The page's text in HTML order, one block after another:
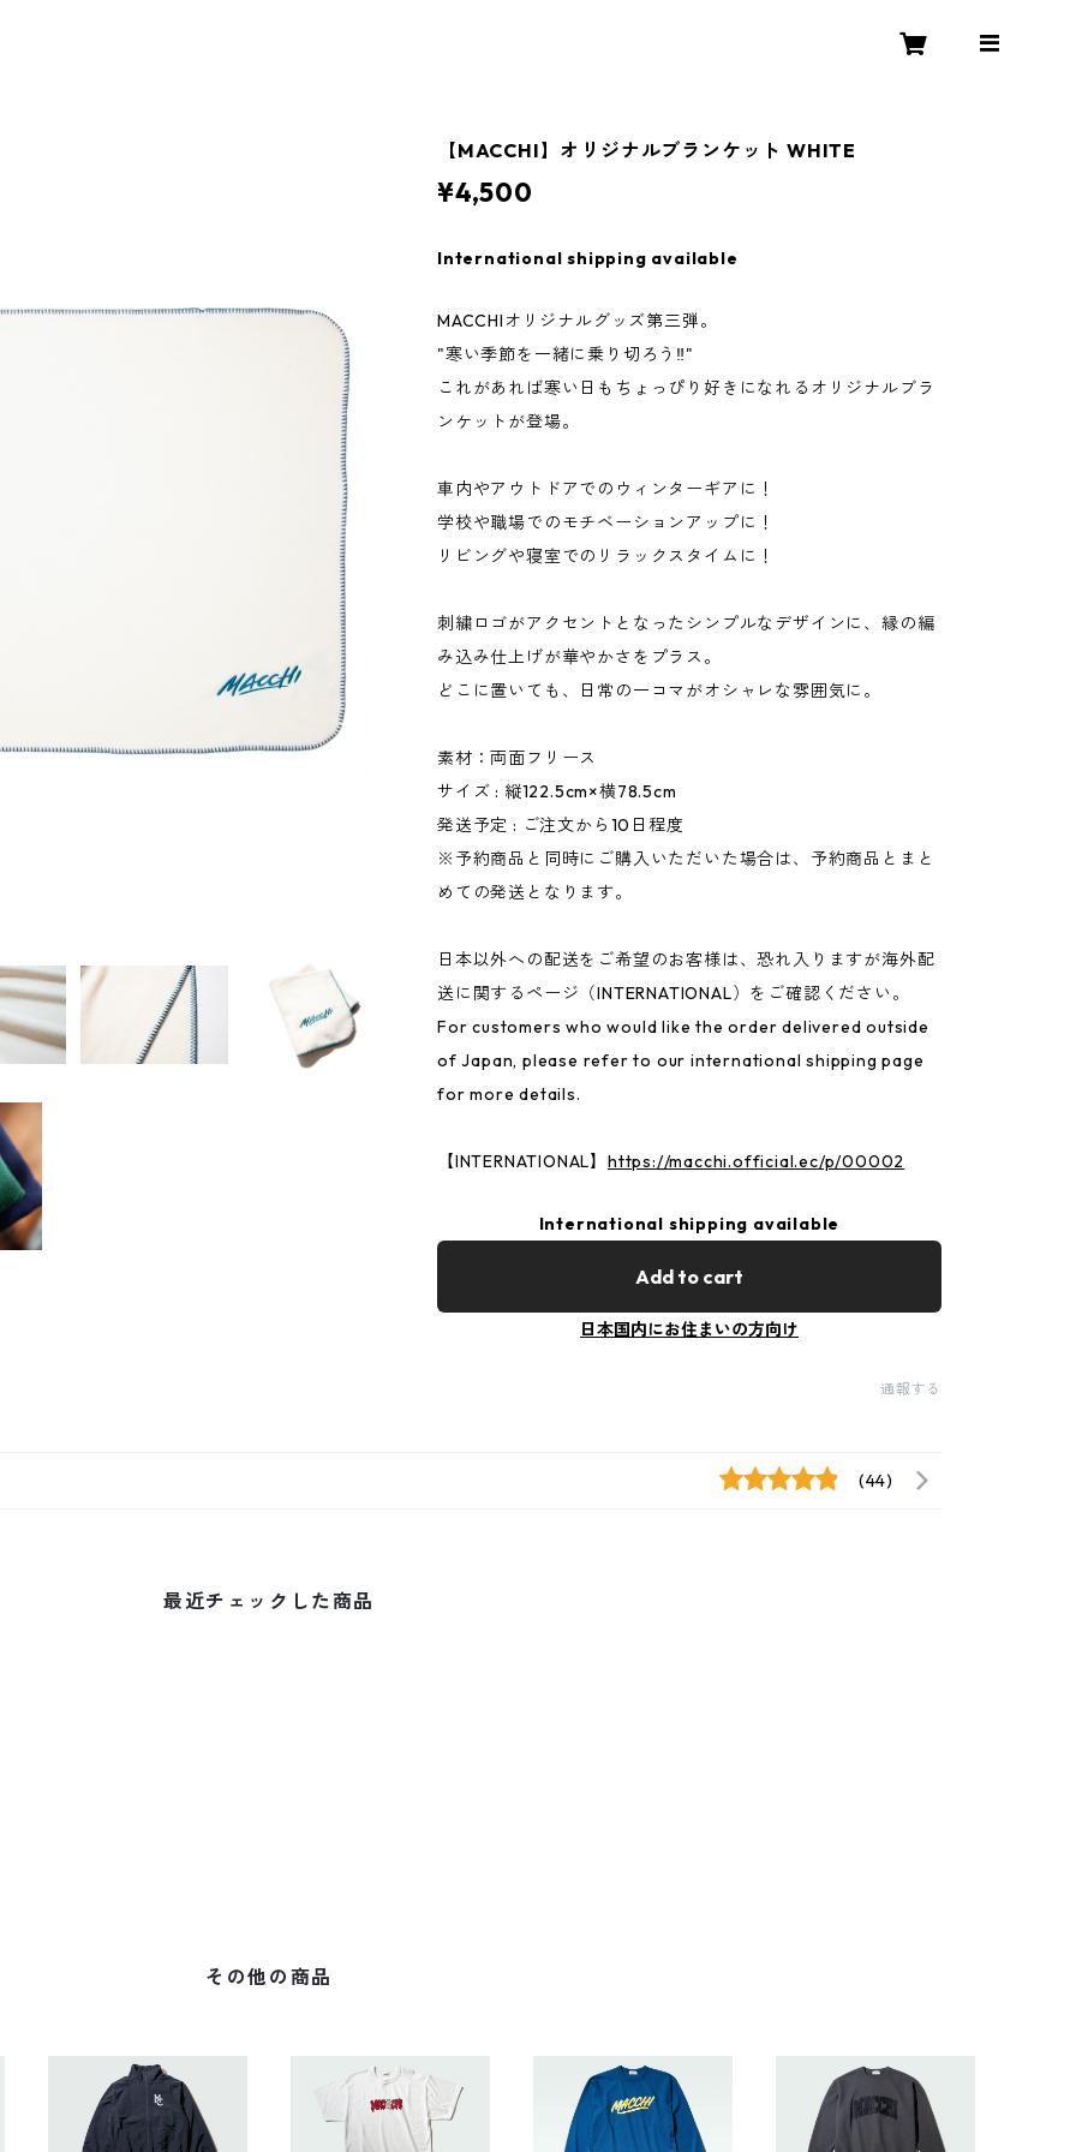
【MACCHI】オリジナルブランケット WHITE
¥4,500
International shipping available
MACCHIオリジナルグッズ第三弾。
"寒い季節を一緒に乗り切ろう‼︎"
これがあれば寒い日もちょっぴり好きになれるオリジナルブラ
ンケットが登場。
車内やアウトドアでのウィンターギアに！
学校や職場でのモチベーションアップに！
リビングや寝室でのリラックスタイムに！
刺繍ロゴがアクセントとなったシンプルなデザインに、縁の編
み込み仕上げが華やかさをプラス。
どこに置いても、日常の一コマがオシャレな雰囲気に。
素材：両面フリース
サイズ : 縦122.5cm×横78.5cm
発送予定 : ご注文から10日程度
※予約商品と同時にご購入いただいた場合は、予約商品とまと
めての発送となります。
日本以外への配送をご希望のお客様は、恐れ入りますが海外配
送に関するページ（INTERNATIONAL）をご確認ください。
For customers who would like the order delivered outside
of Japan, please refer to our international shipping page
for more details.
【INTERNATIONAL】https://macchi.official.ec/p/00002
International shipping available
Add to cart
日本国内にお住まいの方向け
通報する
(44)
最近チェックした商品
その他の商品